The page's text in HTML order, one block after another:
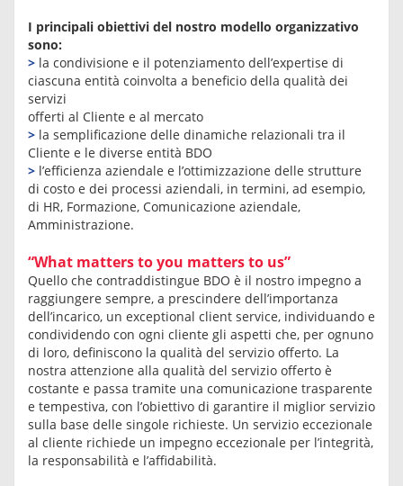
I principali obiettivi del nostro modello organizzativo
sono:
> la condivisione e il potenziamento dell’expertise di
ciascuna entità coinvolta a beneficio della qualità dei
servizi
offerti al Cliente e al mercato
> la semplificazione delle dinamiche relazionali tra il
Cliente e le diverse entità BDO
> l’efficienza aziendale e l’ottimizzazione delle strutture
di costo e dei processi aziendali, in termini, ad esempio,
di HR, Formazione, Comunicazione aziendale,
Amministrazione.
“What matters to you matters to us”
Quello che contraddistingue BDO è il nostro impegno a
raggiungere sempre, a prescindere dell’importanza
dell’incarico, un exceptional client service, individuando e
condividendo con ogni cliente gli aspetti che, per ognuno
di loro, definiscono la qualità del servizio offerto. La
nostra attenzione alla qualità del servizio offerto è
costante e passa tramite una comunicazione trasparente
e tempestiva, con l’obiettivo di garantire il miglior servizio
sulla base delle singole richieste. Un servizio eccezionale
al cliente richiede un impegno eccezionale per l’integrità,
la responsabilità e l’affidabilità.